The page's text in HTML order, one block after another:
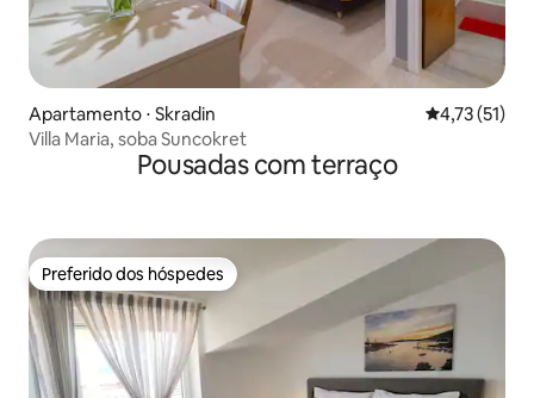
Apartamento ⋅ Skradin 4,73 de uma
4,73 (51)
Villa Maria, soba Suncokret
Pousadas com terraço
Preferido dos hóspedes
Preferido dos hóspedes